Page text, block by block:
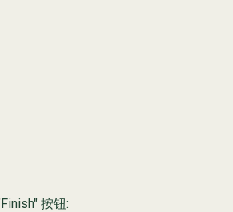
按钮: